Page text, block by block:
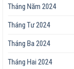
Tháng Năm 2024
Tháng Tư 2024
Tháng Ba 2024
Tháng Hai 2024